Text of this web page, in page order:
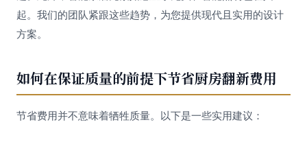
起。我们的团队紧跟这些趋势，为您提供现代且实用的设计
方案。
如何在保证质量的前提下节省厨房翻新费用
节省费用并不意味着牺牲质量。以下是一些实用建议：